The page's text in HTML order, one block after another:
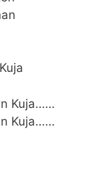
Kuja……
Kuja……